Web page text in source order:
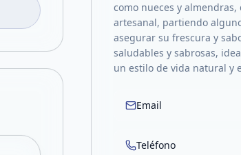
como nueces y
artesanal, partiendo
asegurar su frescura y
saludables y sabrosas,
un estilo de vida natural y
Email
Teléfono